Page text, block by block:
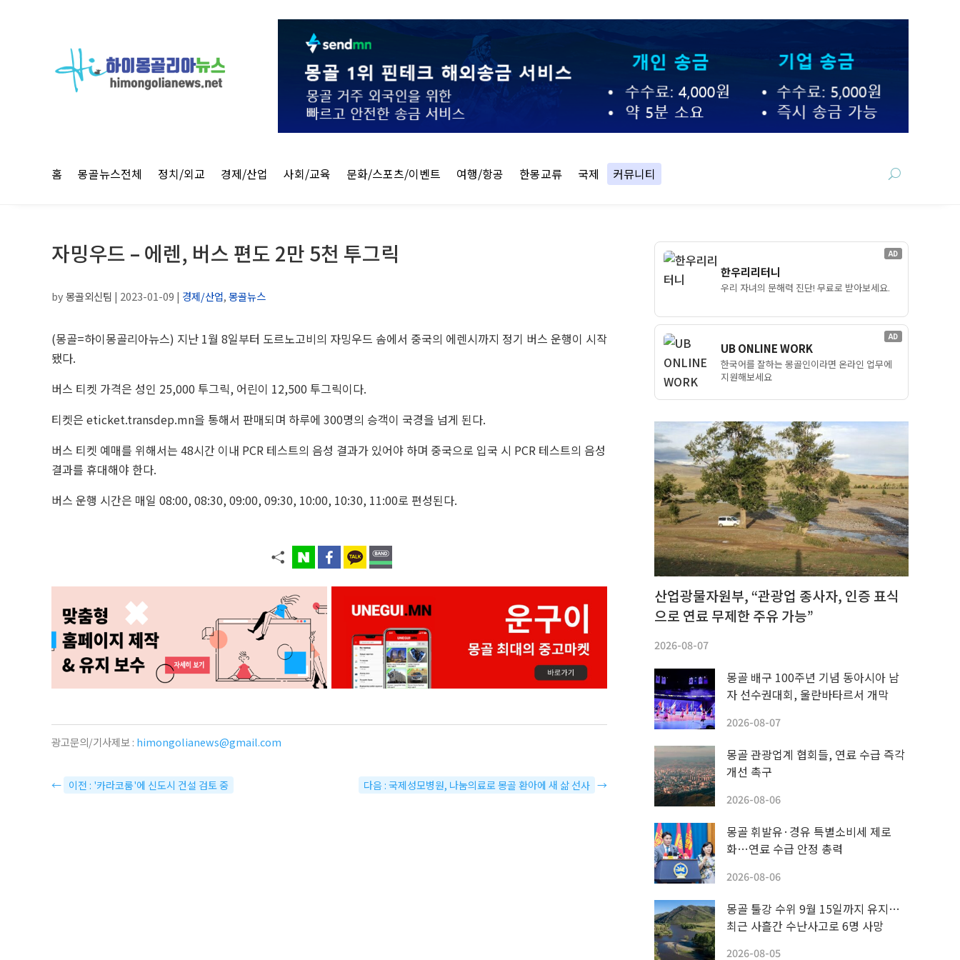
홈 몽골뉴스전체 정치/외교 경제/산업 사회/교육 문화/스포츠/이벤트 여행/항공 한몽교류 국제 커뮤니티
자밍우드 – 에렌, 버스 편도 2만 5천 투그릭
by몽골외신팀 | 2023-01-09 | 경제/산업,몽골뉴스
(몽골=하이몽골리아뉴스) 지난 1월 8일부터 도르노고비의 자밍우드 솜에서 중국의 에렌시까지 정기 버스 운행이 시작
됐다.
버스 티켓 가격은 성인 25,000 투그릭, 어린이 12,500 투그릭이다.
티켓은 eticket.transdep.mn을 통해서 판매되며 하루에 300명의 승객이 국경을 넘게 된다.
버스 티켓 예매를 위해서는 48시간 이내 PCR 테스트의 음성 결과가 있어야 하며 중국으로 입국 시 PCR 테스트의 음성
결과를 휴대해야 한다.
버스 운행 시간은 매일 08:00, 08:30, 09:00, 09:30, 10:00, 10:30, 11:00로 편성된다.
광고문의/기사제보 : himongolianews@gmail.com
← 이전 : '카라코룸'에 신도시 건설 검토 중 다음 : 국제성모병원, 나눔의료로 몽골 환아에 새 삶 선사 →
AD
한우리리터니
우리 자녀의 문해력 진단! 무료로 받아보세요.
AD
UB ONLINE WORK
한국어를 잘하는 몽골인이라면 온라인 업무에
지원해보세요
산업광물자원부, “관광업 종사자, 인증 표식
으로 연료 무제한 주유 가능”
2026-08-07
몽골 배구 100주년 기념 동아시아 남
자 선수권대회, 울란바타르서 개막
2026-08-07
몽골 관광업계 협회들, 연료 수급 즉각
개선 촉구
2026-08-06
몽골 휘발유·경유 특별소비세 제로
화…연료 수급 안정 총력
2026-08-06
몽골 툴강 수위 9월 15일까지 유지…
최근 사흘간 수난사고로 6명 사망
2026-08-05